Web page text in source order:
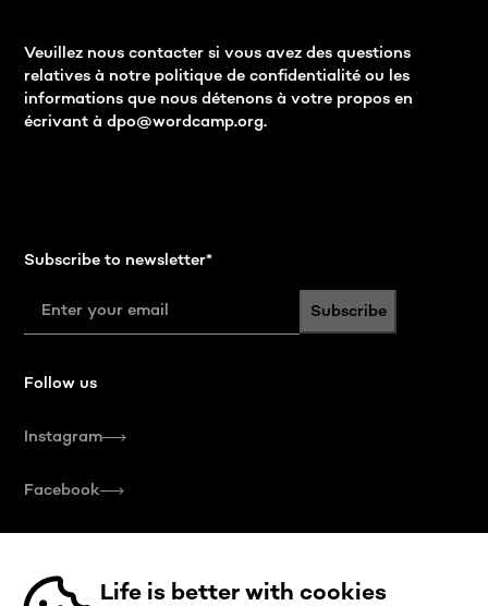
Veuillez nous contacter si vous avez des questions
relatives à notre politique de confidentialité ou les
informations que nous détenons à votre propos en
écrivant à dpo@wordcamp.org.
olivier@wewantyou.agency
Follow us
Instagram
Facebook
Subscribe to newsletter*
Subscribe
Life is better with cookies